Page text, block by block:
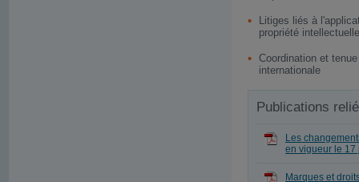
Litiges liés à
propriété intellectuelle
Coordination et
internationale
Publications
Les
en vigueur le 17
Marques et